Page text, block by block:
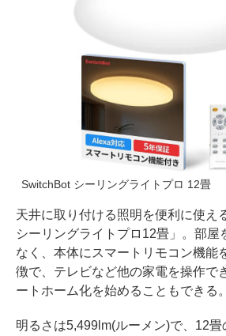
SwitchBot シーリングライトプロ 12畳
天井に取り付ける照明を便利に使え
シーリングライトプロ12畳」。部屋
なく、本体にスマートリモコン機能
徴で、テレビなど他の家電を操作で
ートホーム化を始めることもできる。
明るさは5,499lm(ルーメン)で、12